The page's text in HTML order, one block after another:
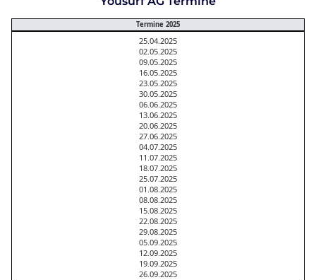
Termine 2025
25.04.2025
02.05.2025
09.05.2025
16.05.2025
23.05.2025
30.05.2025
06.06.2025
13.06.2025
20.06.2025
27.06.2025
04.07.2025
11.07.2025
18.07.2025
25.07.2025
01.08.2025
08.08.2025
15.08.2025
22.08.2025
29.08.2025
05.09.2025
12.09.2025
19.09.2025
26.09.2025